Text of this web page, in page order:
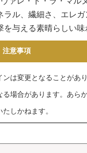
ル、繊細さ、エレ
与える素晴らしい味
注意事項
は変更となることがあり
場合があります。あら
しかねます。